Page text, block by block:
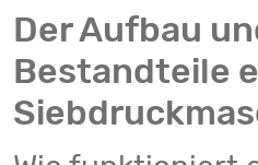
Der Aufbau
Bestandteile